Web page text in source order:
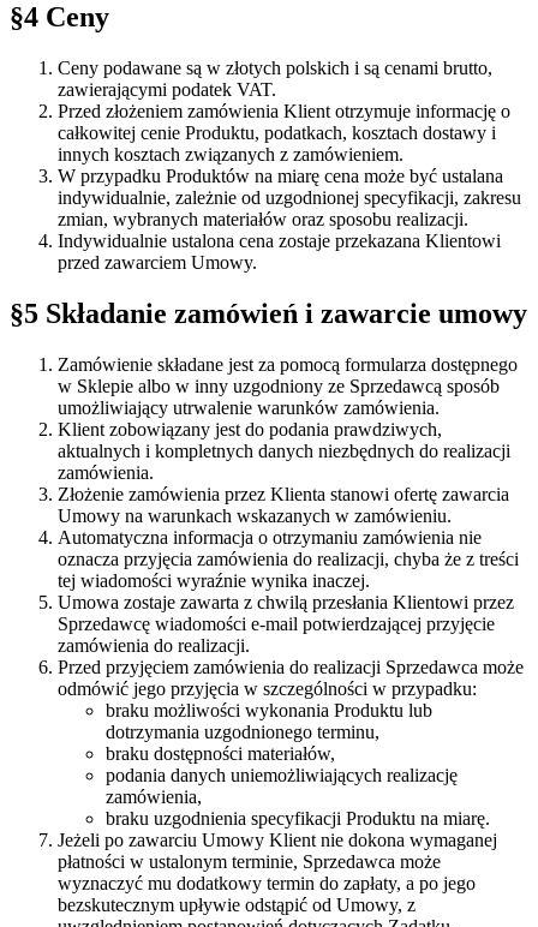
§4 Ceny
Ceny podawane są w złotych polskich i są cenami brutto,
zawierającymi podatek VAT.
Przed złożeniem zamówienia Klient otrzymuje informację o
całkowitej cenie Produktu, podatkach, kosztach dostawy i
innych kosztach związanych z zamówieniem.
W przypadku Produktów na miarę cena może być ustalana
indywidualnie, zależnie od uzgodnionej specyfikacji, zakresu
zmian, wybranych materiałów oraz sposobu realizacji.
Indywidualnie ustalona cena zostaje przekazana Klientowi
przed zawarciem Umowy.
§5 Składanie zamówień i zawarcie umowy
Zamówienie składane jest za pomocą formularza dostępnego
w Sklepie albo w inny uzgodniony ze Sprzedawcą sposób
umożliwiający utrwalenie warunków zamówienia.
Klient zobowiązany jest do podania prawdziwych,
aktualnych i kompletnych danych niezbędnych do realizacji
zamówienia.
Złożenie zamówienia przez Klienta stanowi ofertę zawarcia
Umowy na warunkach wskazanych w zamówieniu.
Automatyczna informacja o otrzymaniu zamówienia nie
oznacza przyjęcia zamówienia do realizacji, chyba że z treści
tej wiadomości wyraźnie wynika inaczej.
Umowa zostaje zawarta z chwilą przesłania Klientowi przez
Sprzedawcę wiadomości e-mail potwierdzającej przyjęcie
zamówienia do realizacji.
Przed przyjęciem zamówienia do realizacji Sprzedawca może
odmówić jego przyjęcia w szczególności w przypadku:
braku możliwości wykonania Produktu lub
dotrzymania uzgodnionego terminu,
braku dostępności materiałów,
podania danych uniemożliwiających realizację
zamówienia,
braku uzgodnienia specyfikacji Produktu na miarę.
Jeżeli po zawarciu Umowy Klient nie dokona wymaganej
płatności w ustalonym terminie, Sprzedawca może
wyznaczyć mu dodatkowy termin do zapłaty, a po jego
bezskutecznym upływie odstąpić od Umowy, z